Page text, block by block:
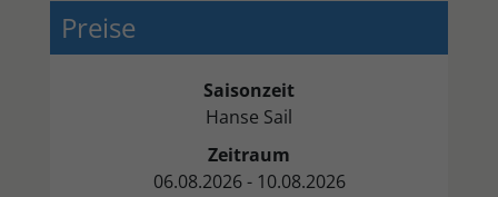
Preise
Saisonzeit
Hanse Sail
Zeitraum
06.08.2026 - 10.08.2026